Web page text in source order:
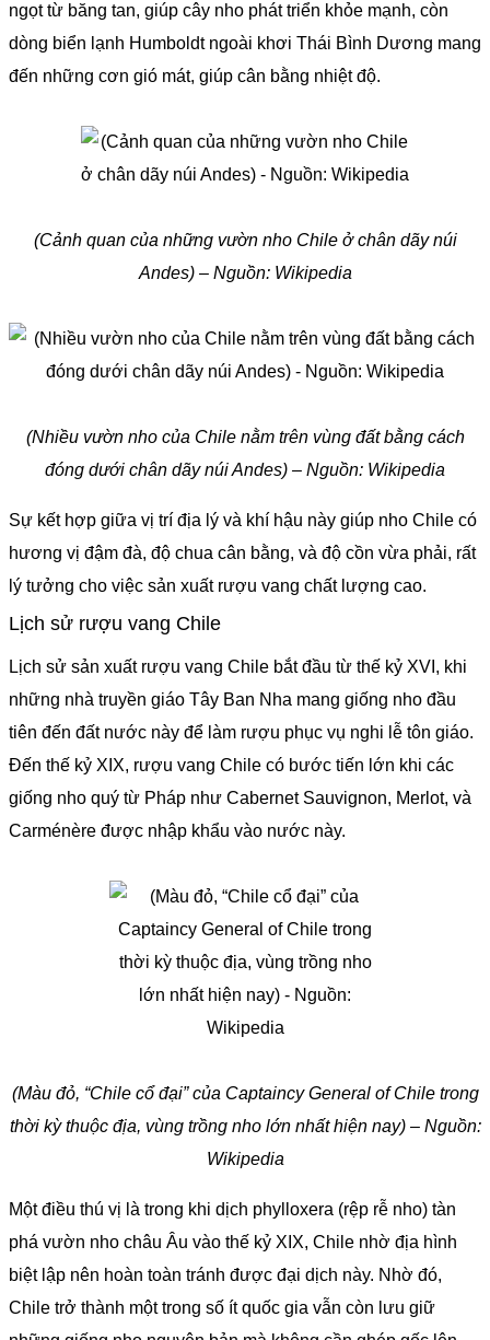
ngọt từ băng tan, giúp cây nho phát triển khỏe mạnh, còn
dòng biển lạnh Humboldt ngoài khơi Thái Bình Dương mang
đến những cơn gió mát, giúp cân bằng nhiệt độ.
(Cảnh quan của những vườn nho Chile ở chân dãy núi
Andes) – Nguồn: Wikipedia
(Nhiều vườn nho của Chile nằm trên vùng đất bằng cách
đóng dưới chân dãy núi Andes) – Nguồn: Wikipedia
Sự kết hợp giữa vị trí địa lý và khí hậu này giúp nho Chile có
hương vị đậm đà, độ chua cân bằng, và độ cồn vừa phải, rất
lý tưởng cho việc sản xuất rượu vang chất lượng cao.
Lịch sử rượu vang Chile
Lịch sử sản xuất rượu vang Chile bắt đầu từ thế kỷ XVI, khi
những nhà truyền giáo Tây Ban Nha mang giống nho đầu
tiên đến đất nước này để làm rượu phục vụ nghi lễ tôn giáo.
Đến thế kỷ XIX, rượu vang Chile có bước tiến lớn khi các
giống nho quý từ Pháp như Cabernet Sauvignon, Merlot, và
Carménère được nhập khẩu vào nước này.
(Màu đỏ, “Chile cổ đại” của Captaincy General of Chile trong
thời kỳ thuộc địa, vùng trồng nho lớn nhất hiện nay) – Nguồn:
Wikipedia
Một điều thú vị là trong khi dịch phylloxera (rệp rễ nho) tàn
phá vườn nho châu Âu vào thế kỷ XIX, Chile nhờ địa hình
biệt lập nên hoàn toàn tránh được đại dịch này. Nhờ đó,
Chile trở thành một trong số ít quốc gia vẫn còn lưu giữ